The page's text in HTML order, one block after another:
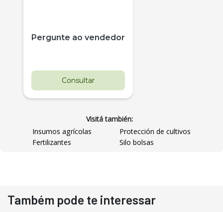
Pergunte ao vendedor
Consultar
Pá Carregadeira Cat 966
Ano 1987
Visitá también:
Insumos agrícolas
Protección de cultivos
Fertilizantes
Silo bolsas
Também pode te interessar